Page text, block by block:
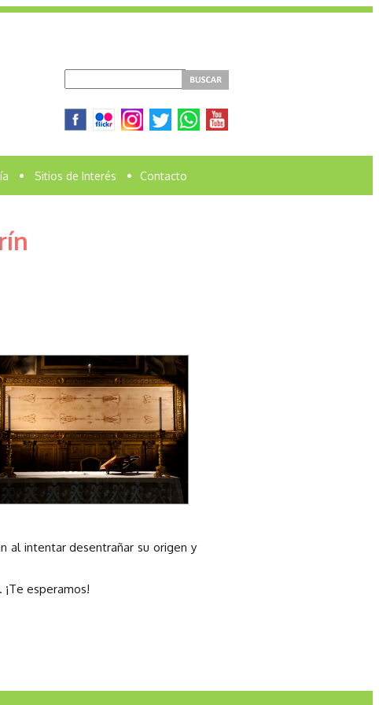
• Sitios de Interés • Contacto
al intentar desentrañar su origen y
esperamos!